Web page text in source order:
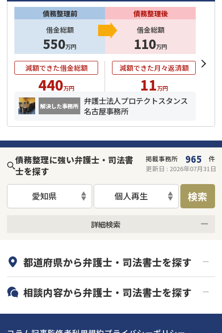
債務整理前
借金総額
550万円
債務整理後
借金総額
110万円
減額できた借金総額
440万円
減額できた月々返済額
11万円
解決した事務所
弁護士法人プロテクトスタンス
名古屋事務所
債務整理に強い弁護士・司法書
士を探す
掲載事務所 965
件
更新日 : 2026年07月31日
愛知県 個人再生 検索
詳細検索
初回相談無料
土日祝の相談可能
都道府県から弁護士・司法書士を探す
北海道・東北
北海道 青森県
関東
相談内容から弁護士・司法書士を探す